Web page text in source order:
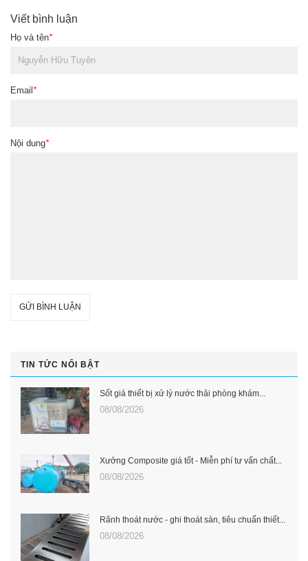
Viết bình luận
Họ và tên*
Email *
Nội dung*
GỬI BÌNH LUẬN
TIN TỨC NỔI BẬT
Sốt giá thiết bị xử lý nước thải phòng khám...
08/08/2026
Xưởng Composite giá tốt - Miễn phí tư vấn chất...
08/08/2026
Rãnh thoát nước - ghi thoát sàn, tiêu chuẩn thiết...
08/08/2026